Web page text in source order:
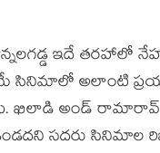
ఇదే తరహాలో
సినిమాలో అలాంటి
ఖిలాడి అండ్
సదరు సినిమాల